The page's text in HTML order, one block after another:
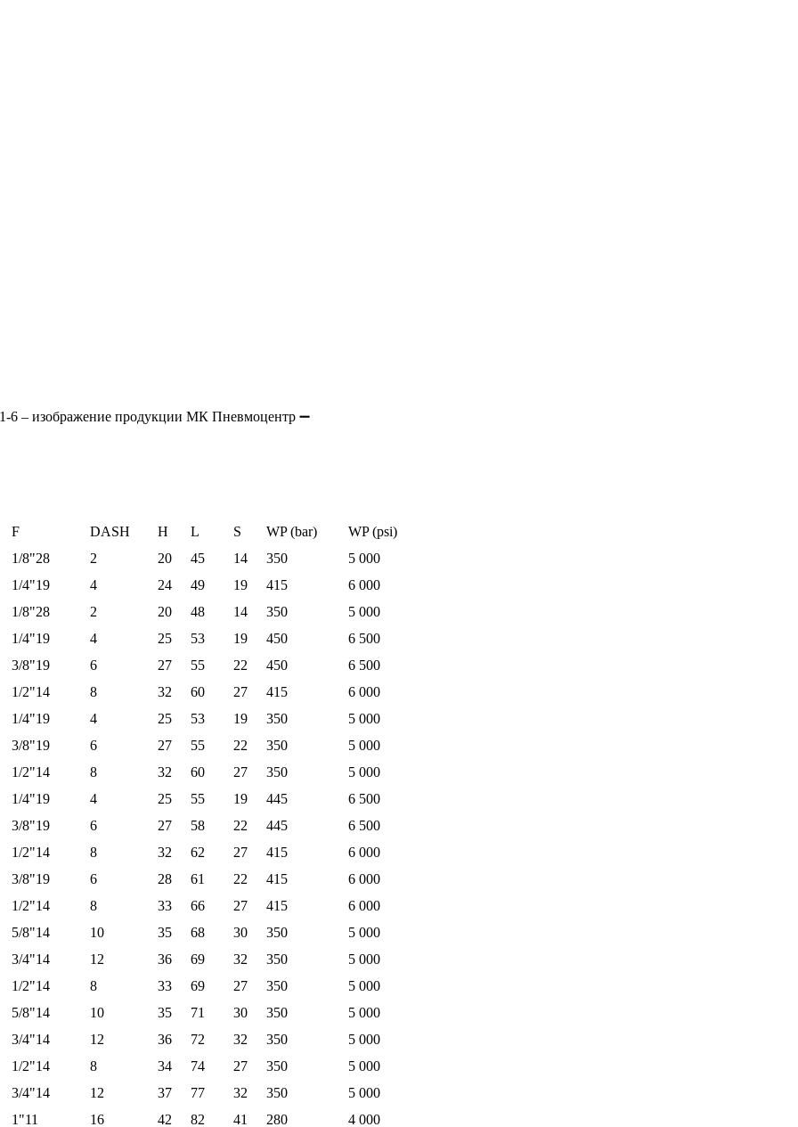
F DASH H L S WP (bar)
WP (psi)
1/8"28 2 20 45 14 350
5 000
1/4"19 4 24 49 19 415
6 000
1/8"28 2 20 48 14 350
5 000
1/4"19 4 25 53 19 450
6 500
3/8"19 6 27 55 22 450
6 500
1/2"14 8 32 60 27 415
6 000
1/4"19 4 25 53 19 350
5 000
3/8"19 6 27 55 22 350
5 000
1/2"14 8 32 60 27 350
5 000
1/4"19 4 25 55 19 445
6 500
3/8"19 6 27 58 22 445
6 500
1/2"14 8 32 62 27 415
6 000
3/8"19 6 28 61 22 415
6 000
1/2"14 8 33 66 27 415
6 000
5/8"14 10 35 68 30 350
5 000
3/4"14 12 36 69 32 350
5 000
1/2"14 8 33 69 27 350
5 000
5/8"14 10 35 71 30 350
5 000
3/4"14 12 36 72 32 350
5 000
1/2"14 8 34 74 27 350
5 000
3/4"14 12 37 77 32 350
5 000
1"11 16 42 82 41 280 4 000